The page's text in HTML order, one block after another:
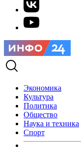
Экономика
Культура
Политика
Общество
Наука и техника
Спорт